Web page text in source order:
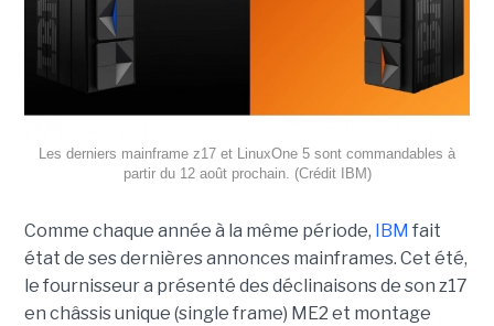
Les derniers mainframe z17 et LinuxOne 5 sont commandables à
partir du 12 août prochain. (Crédit IBM)
Comme chaque année à la même période, IBM fait
état de ses dernières annonces mainframes. Cet été,
le fournisseur a présenté des déclinaisons de son z17
en châssis unique (single frame) ME2 et montage